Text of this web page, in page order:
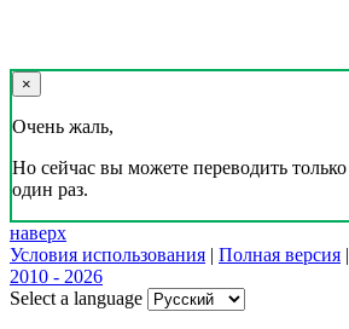
×
Очень жаль,
Но сейчас вы можете переводить только
один раз.
наверх
Условия использования | Полная версия |
2010 - 2026
Select a language